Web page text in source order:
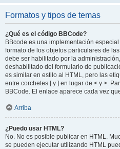
Formatos y tipos de temas
¿Qué es el código BBCode?
BBcode es una implementación
formato de los objetos particulares de
debe ser habilitado por la
deshabilitado del formulario de
es similar en estilo al HTML, pero las
entre corchetes [ y ] en lugar de < y >.
BBCode. El enlace aparece cada vez
Arriba
¿Puedo usar HTML?
No. No es posible publicar en HTML.
se pueden ejecutar utilizando HTML